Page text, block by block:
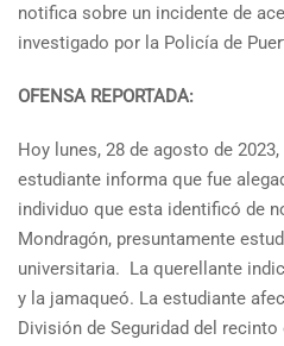
notifica sobre un incidente de
investigado por la Policía de
OFENSA REPORTADA:
Hoy lunes, 28 de agosto de
estudiante informa que fue
individuo que esta identificó de
Mondragón, presuntamente
universitaria. La querellante
y la jamaqueó. La estudiante
División de Seguridad del